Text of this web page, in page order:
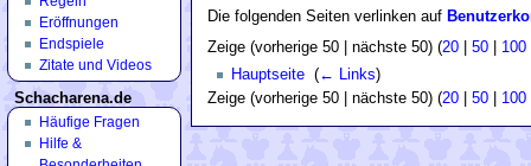
Die folgenden Seiten verlinken auf
Zeige (vorherige 50 | nächste 50) (20| 50| 100
Hauptseite‎ (← Links)
Zeige (vorherige 50 | nächste 50) (20| 50| 100
Eröffnungen
Endspiele
Zitate und Videos
Schacharena.de
Häufige Fragen
Hilfe &